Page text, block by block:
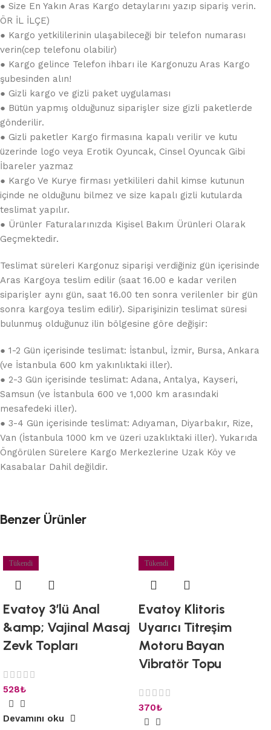
● Size En Yakın Aras Kargo detaylarını yazıp sipariş verin.
ÖR İL İLÇE)
● Kargo yetkililerinin ulaşabileceği bir telefon numarası
verin(cep telefonu olabilir)
● Kargo gelince Telefon ihbarı ile Kargonuzu Aras Kargo
şubesinden alın!
● Gizli kargo ve gizli paket uygulaması
● Bütün yapmış olduğunuz siparişler size gizli paketlerde
gönderilir.
● Gizli paketler Kargo firmasına kapalı verilir ve kutu
üzerinde logo veya Erotik Oyuncak, Cinsel Oyuncak Gibi
İbareler yazmaz
● Kargo Ve Kurye firması yetkilileri dahil kimse kutunun
içinde ne olduğunu bilmez ve size kapalı gizli kutularda
teslimat yapılır.
● Ürünler Faturalarınızda Kişisel Bakım Ürünleri Olarak
Geçmektedir.
Teslimat süreleri Kargonuz siparişi verdiğiniz gün içerisinde
Aras Kargoya teslim edilir (saat 16.00 e kadar verilen
siparişler aynı gün, saat 16.00 ten sonra verilenler bir gün
sonra kargoya teslim edilir). Siparişinizin teslimat süresi
bulunmuş olduğunuz ilin bölgesine göre değişir:
● 1-2 Gün içerisinde teslimat: İstanbul, İzmir, Bursa, Ankara
(ve İstanbula 600 km yakınlıktaki iller).
● 2-3 Gün içerisinde teslimat: Adana, Antalya, Kayseri,
Samsun (ve İstanbula 600 ve 1,000 km arasındaki
mesafedeki iller).
● 3-4 Gün içerisinde teslimat: Adıyaman, Diyarbakır, Rize,
Van (İstanbula 1000 km ve üzeri uzaklıktaki iller). Yukarıda
Öngörülen Sürelere Kargo Merkezlerine Uzak Köy ve
Kasabalar Dahil değildir.
Benzer Ürünler
Tükendi
Evatoy 3’lü Anal
&amp; Vajinal Masaj
Zevk Topları
528₺
Devamını oku
Tükendi
Evatoy Klitoris
Uyarıcı Titreşim
Motoru Bayan
Vibratör Topu
370₺